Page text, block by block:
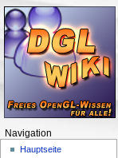
Navigation
Hauptseite